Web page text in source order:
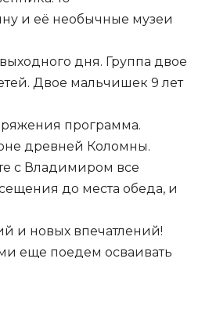
и её необычные музеи
дня. Группа двое
Двое мальчишек 9 лет
программа.
древней Коломны.
с Владимиром все
до места обеда, и
и новых впечатлений!
еще поедем осваивать